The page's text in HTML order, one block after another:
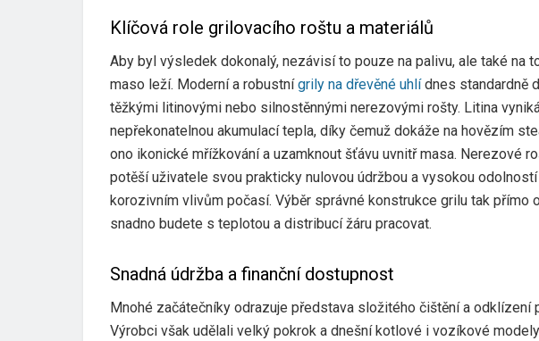
Klíčová role grilovacího roštu a materiálů
Aby byl výsledek dokonalý, nezávisí to pouze na palivu, ale také na
maso leží. Moderní a robustnígrily na dřevěné uhlídnes standardně
těžkými litinovými nebo silnostěnnými nerezovými rošty. Litina
nepřekonatelnou akumulací tepla, díky čemuž dokáže na hovězím
ono ikonické mřížkování a uzamknout šťávu uvnitř masa. Nerezové
potěší uživatele svou prakticky nulovou údržbou a vysokou
korozivním vlivům počasí. Výběr správné konstrukce grilu tak přímo
snadno budete s teplotou a distribucí žáru pracovat.
Snadná údržba a finanční dostupnost
Mnohé začátečníky odrazuje představa složitého čištění a odklízení
Výrobci však udělali velký pokrok a dnešní kotlové i vozíkové